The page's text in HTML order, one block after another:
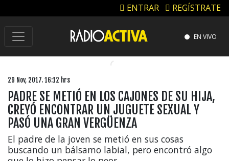
ENTRAR REGÍSTRATE
EN VIVO
29 Nov, 2017. 16:12 hrs
PADRE SE METIÓ EN LOS CAJONES DE SU HIJA,
CREYÓ ENCONTRAR UN JUGUETE SEXUAL Y
PASÓ UNA GRAN VERGÜENZA
El padre de la joven se metió en sus cosas
buscando un bálsamo labial, pero encontró algo